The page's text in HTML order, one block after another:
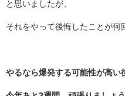
と思いましたが、
それをやって後悔したことが何
やるなら爆発する可能性が高い